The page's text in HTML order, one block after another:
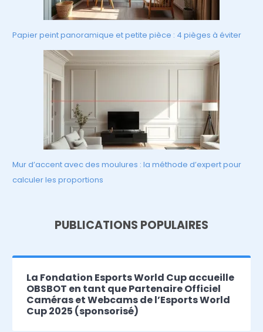
Papier peint panoramique et petite pièce : 4 pièges à éviter
Mur d’accent avec des moulures : la méthode d’expert pour
calculer les proportions
PUBLICATIONS POPULAIRES
La Fondation Esports World Cup accueille
OBSBOT en tant que Partenaire Officiel
Caméras et Webcams de l’Esports World
Cup 2025 (sponsorisé)